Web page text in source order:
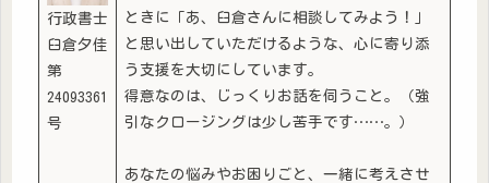
行政書士
臼倉夕佳
第
24093361
号
ときに「あ、臼倉さんに相談してみよう！」
と思い出していただけるような、心に寄り添
う支援を大切にしています。
得意なのは、じっくりお話を伺うこと。（強
引なクロージングは少し苦手です……。）
あなたの悩みやお困りごと、一緒に考えさせ